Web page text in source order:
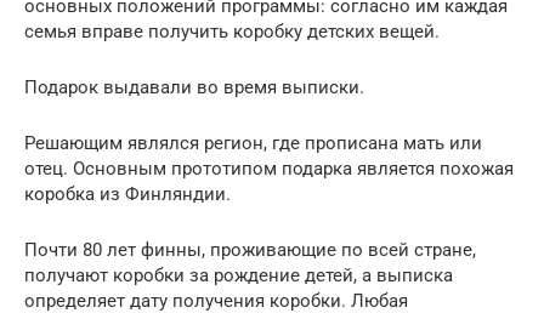
основных положений программы: согласно им каждая
семья вправе получить коробку детских вещей.
Подарок выдавали во время выписки.
Решающим являлся регион, где прописана мать или
отец. Основным прототипом подарка является похожая
коробка из Финляндии.
Почти 80 лет финны, проживающие по всей стране,
получают коробки за рождение детей, а выписка
определяет дату получения коробки. Любая